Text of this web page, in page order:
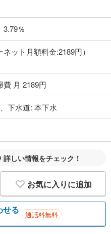
％
ット月額料金:2189円）
費 月 2189円
下水道: 本下水
しい情報をチェック！
お気に入りに追加
せる 通話料無料